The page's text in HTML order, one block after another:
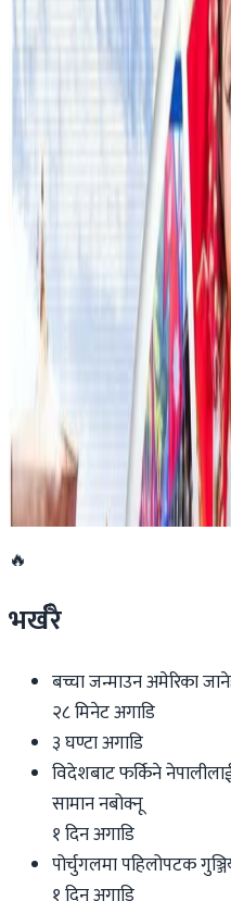
अन्तर्राष्ट्रिय
२०२६ जुलाई २३
फिफा विश्वकपमा
रणनीति बनाउने
२०२६ जुलाई २३
एनपिएल
सबैभन्दा महँगा खेलाडी
२०२६ जुलाई १९
डार्विनमा नेपाल
२०२६ जुन ११
🔥
भर्खरै
बच्चा जन्माउन अमेरिका
२८ मिनेट अगाडि
३ घण्टा अगाडि
विदेशबाट फर्किने
सामान नबोक्नू
१ दिन अगाडि
पोर्चुगलमा पहिलोपटक